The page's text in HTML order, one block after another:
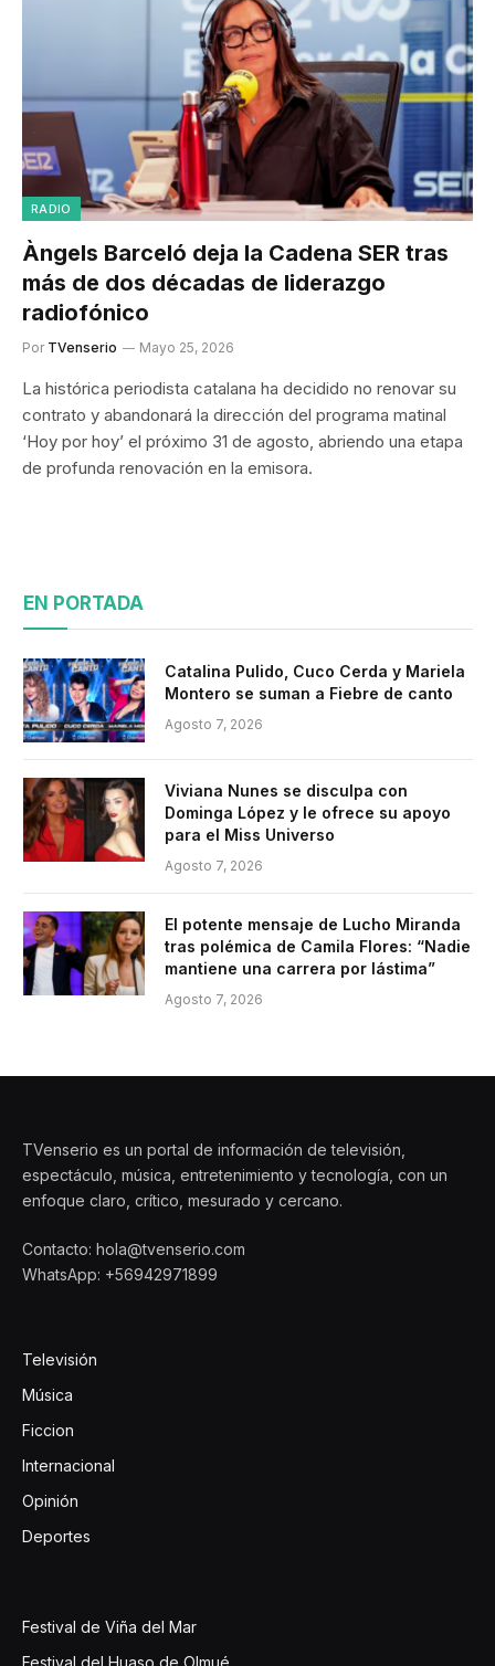
RADIO
Àngels Barceló deja la Cadena SER tras
más de dos décadas de liderazgo
radiofónico
Por TVenserio Mayo 25, 2026
La histórica periodista catalana ha decidido no renovar su
contrato y abandonará la dirección del programa matinal
‘Hoy por hoy’ el próximo 31 de agosto, abriendo una etapa
de profunda renovación en la emisora.
EN PORTADA
Catalina Pulido, Cuco Cerda y Mariela
Montero se suman a Fiebre de canto
Agosto 7, 2026
Viviana Nunes se disculpa con
Dominga López y le ofrece su apoyo
para el Miss Universo
Agosto 7, 2026
El potente mensaje de Lucho Miranda
tras polémica de Camila Flores: “Nadie
mantiene una carrera por lástima”
Agosto 7, 2026
TVenserio es un portal de información de televisión,
espectáculo, música, entretenimiento y tecnología, con un
enfoque claro, crítico, mesurado y cercano.
Contacto: hola@tvenserio.com
WhatsApp: +56942971899
Televisión
Música
Ficcion
Internacional
Opinión
Deportes
Festival de Viña del Mar
Festival del Huaso de Olmué